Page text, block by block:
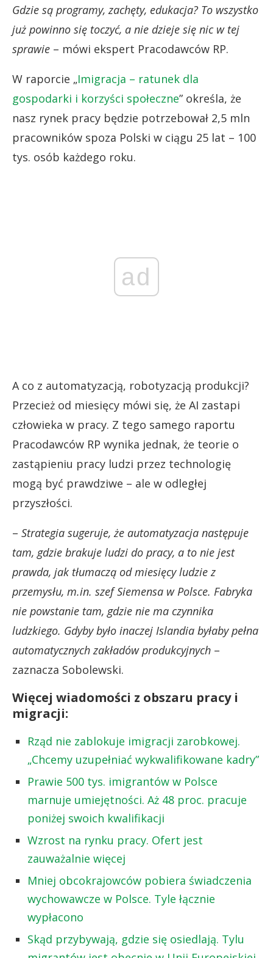
Gdzie są programy, zachęty, edukacja? To wszystko
już powinno się toczyć, a nie dzieje się nic w tej
sprawie – mówi ekspert Pracodawców RP.
W raporcie „Imigracja – ratunek dla
gospodarki i korzyści społeczne” określa, że
nasz rynek pracy będzie potrzebował 2,5 mln
pracowników spoza Polski w ciągu 25 lat – 100
tys. osób każdego roku.
ad
A co z automatyzacją, robotyzacją produkcji?
Przecież od miesięcy mówi się, że AI zastapi
człowieka w pracy. Z tego samego raportu
Pracodawców RP wynika jednak, że teorie o
zastąpieniu pracy ludzi przez technologię
mogą być prawdziwe – ale w odległej
przyszłości.
– Strategia sugeruje, że automatyzacja następuje
tam, gdzie brakuje ludzi do pracy, a to nie jest
prawda, jak tłumaczą od miesięcy ludzie z
przemysłu, m.in. szef Siemensa w Polsce. Fabryka
nie powstanie tam, gdzie nie ma czynnika
ludzkiego. Gdyby było inaczej Islandia byłaby pełna
automatycznych zakładów produkcyjnych –
zaznacza Sobolewski.
Więcej wiadomości z obszaru pracy i
migracji:
Rząd nie zablokuje imigracji zarobkowej.
„Chcemy uzupełniać wykwalifikowane kadry”
Prawie 500 tys. imigrantów w Polsce
marnuje umiejętności. Aż 48 proc. pracuje
poniżej swoich kwalifikacji
Wzrost na rynku pracy. Ofert jest
zauważalnie więcej
Mniej obcokrajowców pobiera świadczenia
wychowawcze w Polsce. Tyle łącznie
wypłacono
Skąd przybywają, gdzie się osiedlają. Tylu